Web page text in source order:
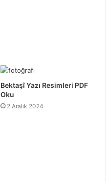
Bektaşî Yazı Resimleri PDF
Oku
2 Aralık 2024